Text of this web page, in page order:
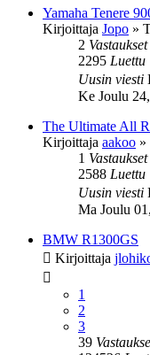
Yamaha Tenere
Kirjoittaja Jopo »
2 Vastaukset
2295 Luettu
Uusin viesti
Ke Joulu
The Ultimate All
Kirjoittaja aakoo »
1 Vastaukset
2588 Luettu
Uusin viesti
Ma Joulu
BMW R1300GS
Kirjoittaja
1
2
3
39